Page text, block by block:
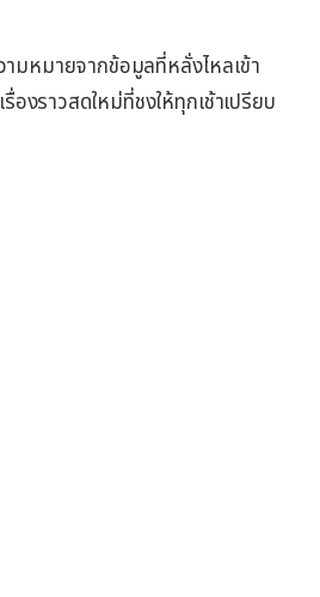
มหมายจากข้อมูลที่หลั่งไหลเข้า
งราวสดใหม่ที่ชงให้ทุกเช้าเปรียบ